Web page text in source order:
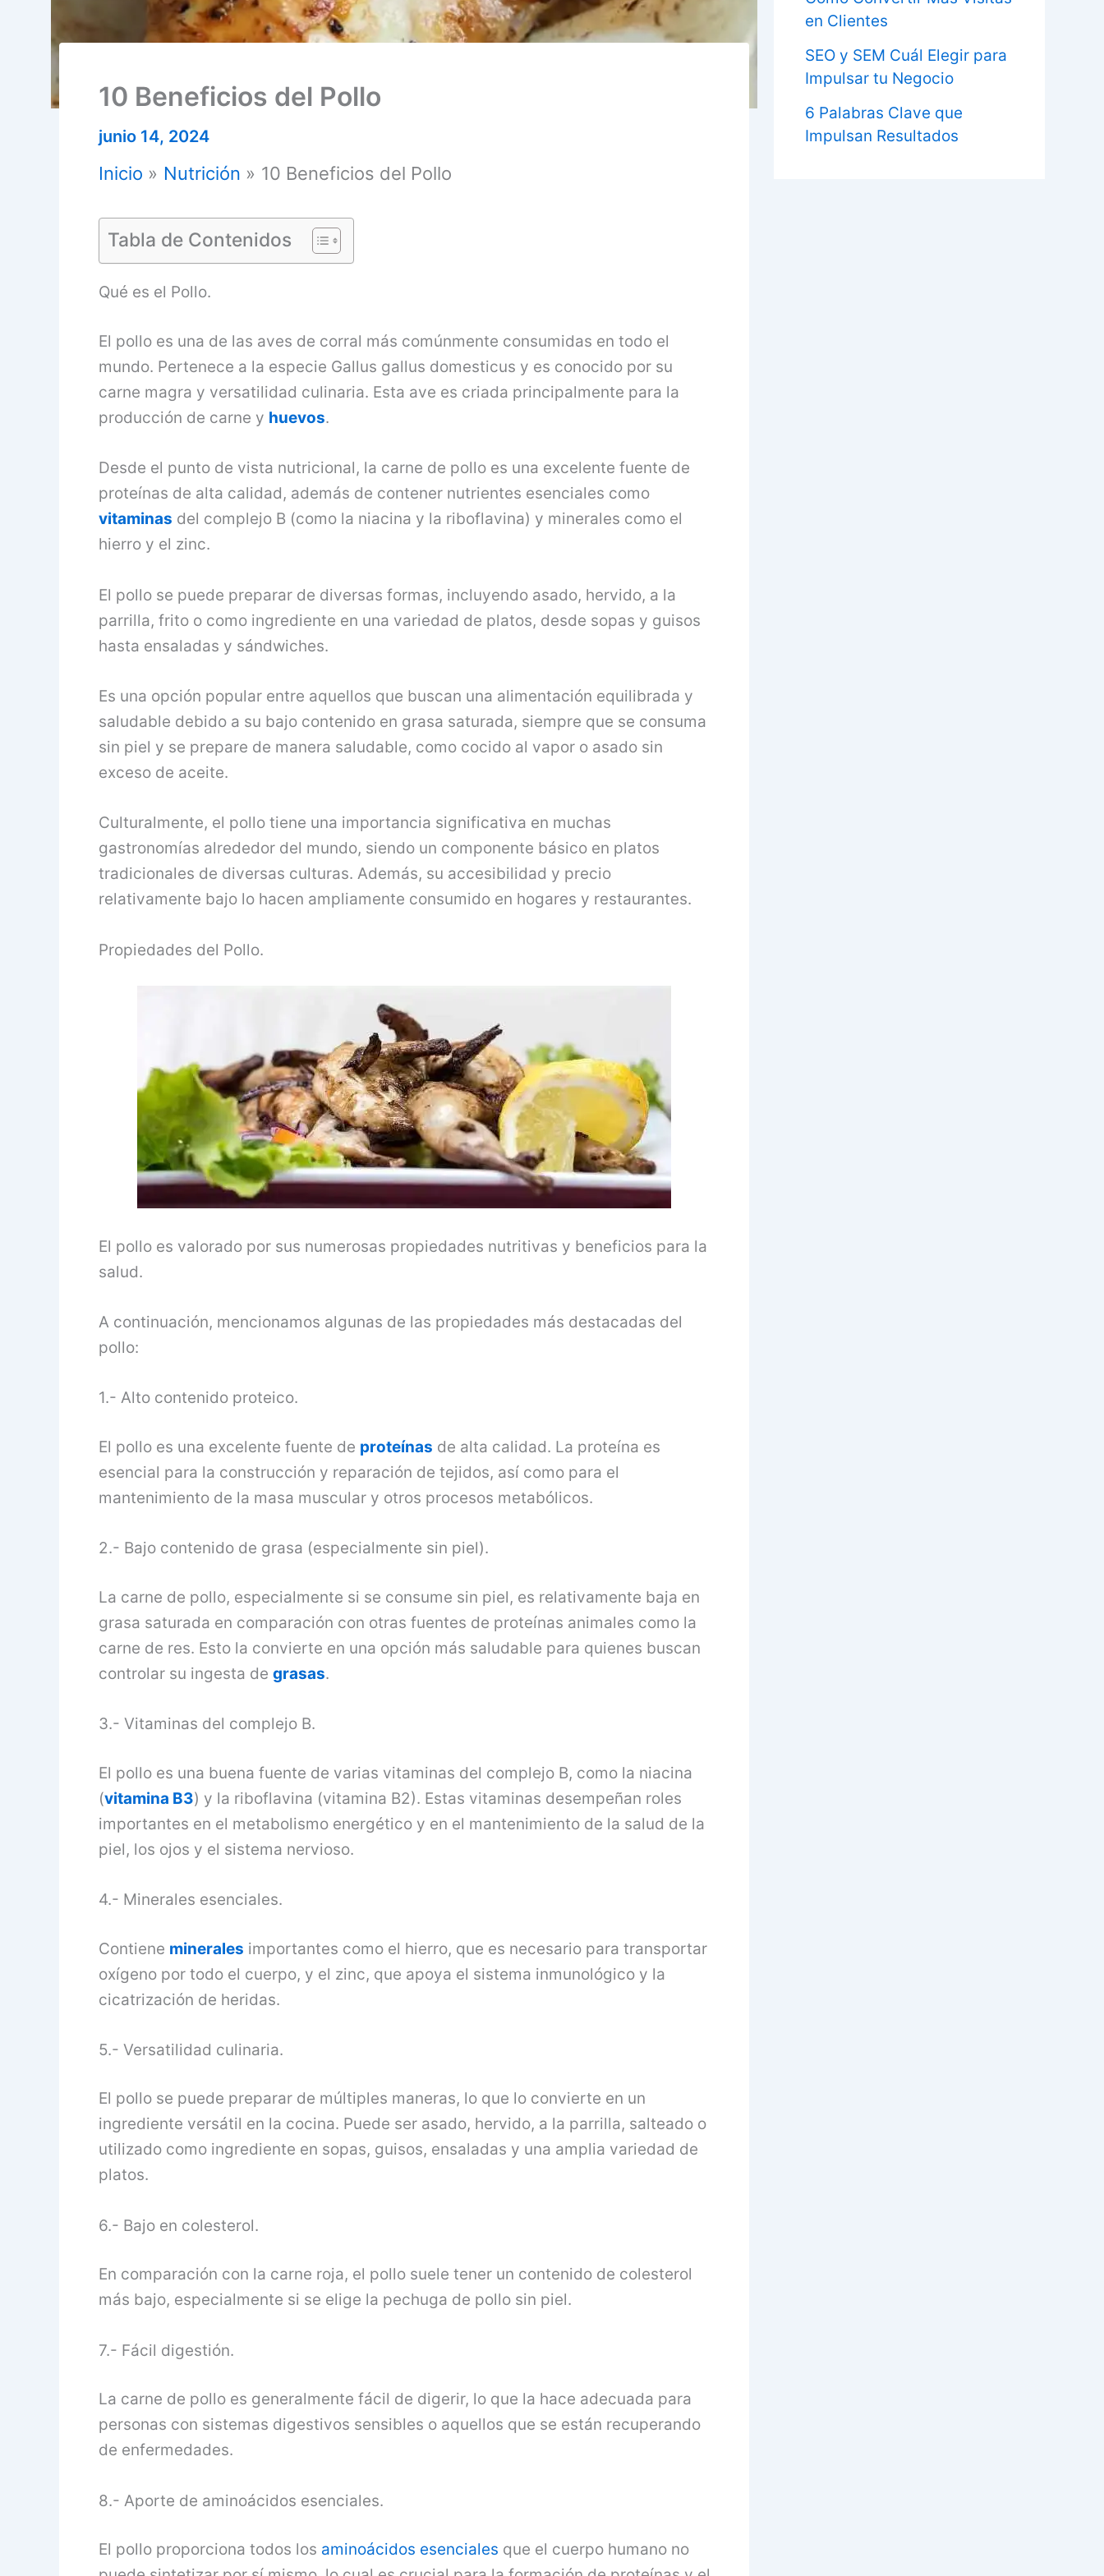
10 Beneficios del Pollo
junio 14, 2024
Inicio Nutrición 10 Beneficios del Pollo
Tabla de Contenidos
Qué es el Pollo.
El pollo es una de las aves de corral más comúnmente consumidas en todo el
mundo. Pertenece a la especie Gallus gallus domesticus y es conocido por su
carne magra y versatilidad culinaria. Esta ave es criada principalmente para la
producción de carne y huevos.
Desde el punto de vista nutricional, la carne de pollo es una excelente fuente de
proteínas de alta calidad, además de contener nutrientes esenciales como
vitaminas del complejo B (como la niacina y la riboflavina) y minerales como el
hierro y el zinc.
El pollo se puede preparar de diversas formas, incluyendo asado, hervido, a la
parrilla, frito o como ingrediente en una variedad de platos, desde sopas y guisos
hasta ensaladas y sándwiches.
Es una opción popular entre aquellos que buscan una alimentación equilibrada y
saludable debido a su bajo contenido en grasa saturada, siempre que se consuma
sin piel y se prepare de manera saludable, como cocido al vapor o asado sin
exceso de aceite.
Culturalmente, el pollo tiene una importancia significativa en muchas
gastronomías alrededor del mundo, siendo un componente básico en platos
tradicionales de diversas culturas. Además, su accesibilidad y precio
relativamente bajo lo hacen ampliamente consumido en hogares y restaurantes.
Propiedades del Pollo.
El pollo es valorado por sus numerosas propiedades nutritivas y beneficios para la
salud.
A continuación, mencionamos algunas de las propiedades más destacadas del
pollo:
1.- Alto contenido proteico.
El pollo es una excelente fuente de proteínas de alta calidad. La proteína es
esencial para la construcción y reparación de tejidos, así como para el
mantenimiento de la masa muscular y otros procesos metabólicos.
2.- Bajo contenido de grasa (especialmente sin piel).
La carne de pollo, especialmente si se consume sin piel, es relativamente baja en
grasa saturada en comparación con otras fuentes de proteínas animales como la
carne de res. Esto la convierte en una opción más saludable para quienes buscan
controlar su ingesta de grasas.
3.- Vitaminas del complejo B.
El pollo es una buena fuente de varias vitaminas del complejo B, como la niacina
(vitamina B3) y la riboflavina (vitamina B2). Estas vitaminas desempeñan roles
importantes en el metabolismo energético y en el mantenimiento de la salud de la
piel, los ojos y el sistema nervioso.
4.- Minerales esenciales.
Contiene minerales importantes como el hierro, que es necesario para transportar
oxígeno por todo el cuerpo, y el zinc, que apoya el sistema inmunológico y la
cicatrización de heridas.
5.- Versatilidad culinaria.
El pollo se puede preparar de múltiples maneras, lo que lo convierte en un
ingrediente versátil en la cocina. Puede ser asado, hervido, a la parrilla, salteado o
utilizado como ingrediente en sopas, guisos, ensaladas y una amplia variedad de
platos.
6.- Bajo en colesterol.
En comparación con la carne roja, el pollo suele tener un contenido de colesterol
más bajo, especialmente si se elige la pechuga de pollo sin piel.
7.- Fácil digestión.
La carne de pollo es generalmente fácil de digerir, lo que la hace adecuada para
personas con sistemas digestivos sensibles o aquellos que se están recuperando
de enfermedades.
8.- Aporte de aminoácidos esenciales.
El pollo proporciona todos los aminoácidos esenciales que el cuerpo humano no
en Clientes
SEO y SEM Cuál Elegir para
Impulsar tu Negocio
6 Palabras Clave que
Impulsan Resultados